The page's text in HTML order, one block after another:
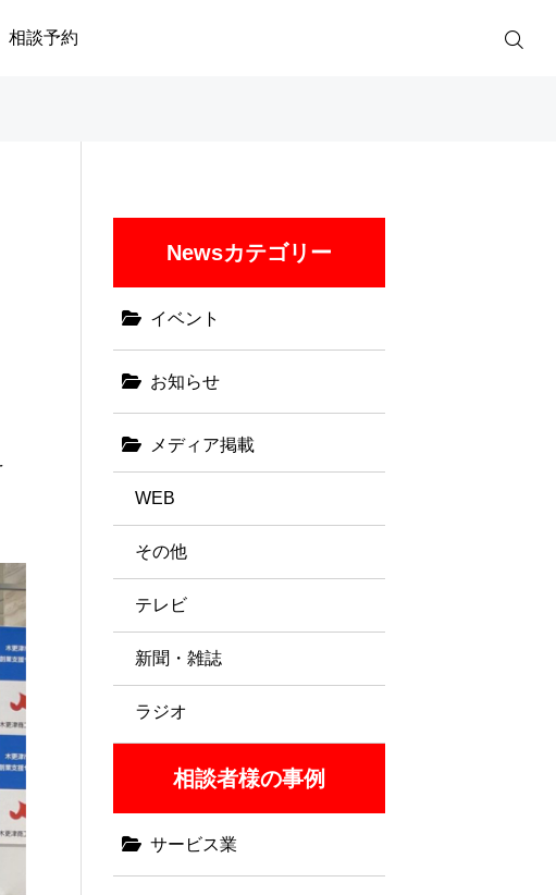
相談予約
Newsカテゴリー
イベント
お知らせ
メディア掲載
WEB
その他
テレビ
新聞・雑誌
ラジオ
相談者様の事例
サービス業